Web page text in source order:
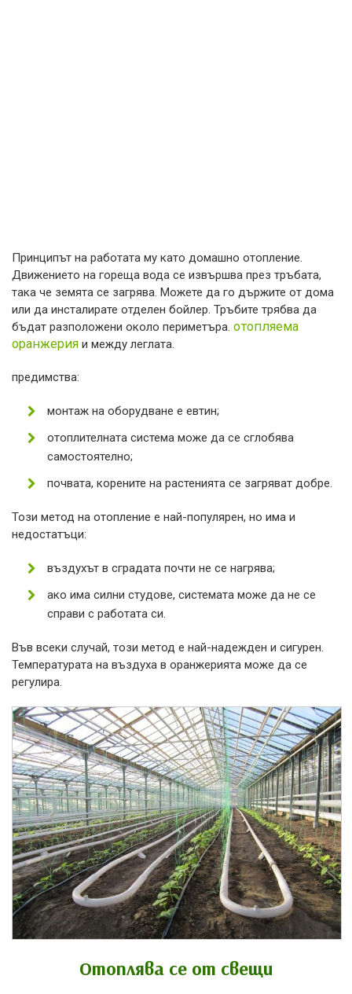
Принципът на работата му като домашно отопление.
Движението на гореща вода се извършва през тръбата,
така че земята се загрява. Можете да го държите от дома
или да инсталирате отделен бойлер. Тръбите трябва да
бъдат разположени около периметъра. отопляема
оранжерия и между леглата.
предимства:
монтаж на оборудване е евтин;
отоплителната система може да се сглобява
самостоятелно;
почвата, корените на растенията се загряват добре.
Този метод на отопление е най-популярен, но има и
недостатъци:
въздухът в сградата почти не се нагрява;
ако има силни студове, системата може да не се
справи с работата си.
Във всеки случай, този метод е най-надежден и сигурен.
Температурата на въздуха в оранжерията може да се
регулира.
Отоплява се от свещи